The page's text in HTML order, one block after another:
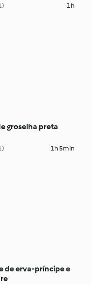
1h
groselha preta
1h 5min
de erva-príncipe e